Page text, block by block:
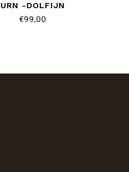
URN -DOLFIJN
€99,00